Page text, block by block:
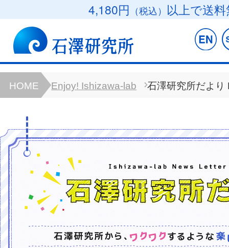
4,180円 （税込） 以上で送
HOME Enjoy! Ishizawa-lab 石澤研究所だより